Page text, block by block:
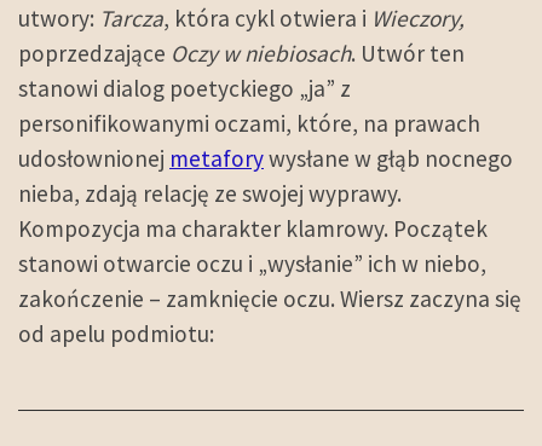
utwory: Tarcza, która cykl otwiera i Wieczory,
poprzedzające Oczy w niebiosach. Utwór ten
stanowi dialog poetyckiego „ja” z
personifikowanymi oczami, które, na prawach
udosłownionej metaforywysłane w głąb nocnego
nieba, zdają relację ze swojej wyprawy.
Kompozycja ma charakter klamrowy. Początek
stanowi otwarcie oczu i „wysłanie” ich w niebo,
zakończenie – zamknięcie oczu. Wiersz zaczyna się
od apelu podmiotu: